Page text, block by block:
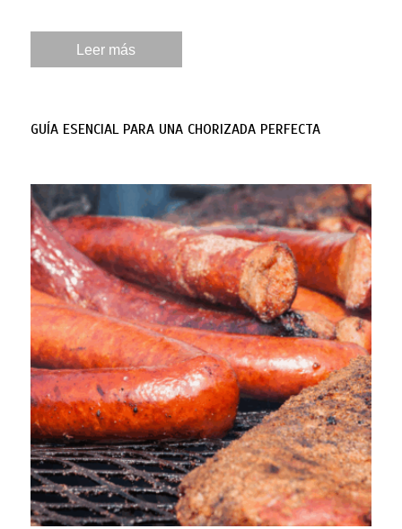
Leer más
GUÍA ESENCIAL PARA UNA CHORIZADA PERFECTA